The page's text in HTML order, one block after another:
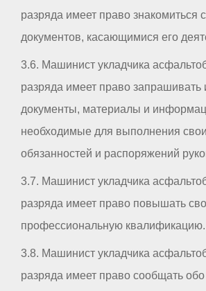
разряда имеет право знакомиться
документов, касающимися его
3.6. Машинист укладчика
разряда имеет право запрашивать
документы, материалы и
необходимые для выполнения
обязанностей и распоряжений
3.7. Машинист укладчика
разряда имеет право повышать
профессиональную квалификацию.
3.8. Машинист укладчика
разряда имеет право сообщать обо